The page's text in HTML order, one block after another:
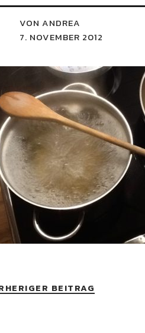
VON ANDREA
7. NOVEMBER 2012
BEITRAG